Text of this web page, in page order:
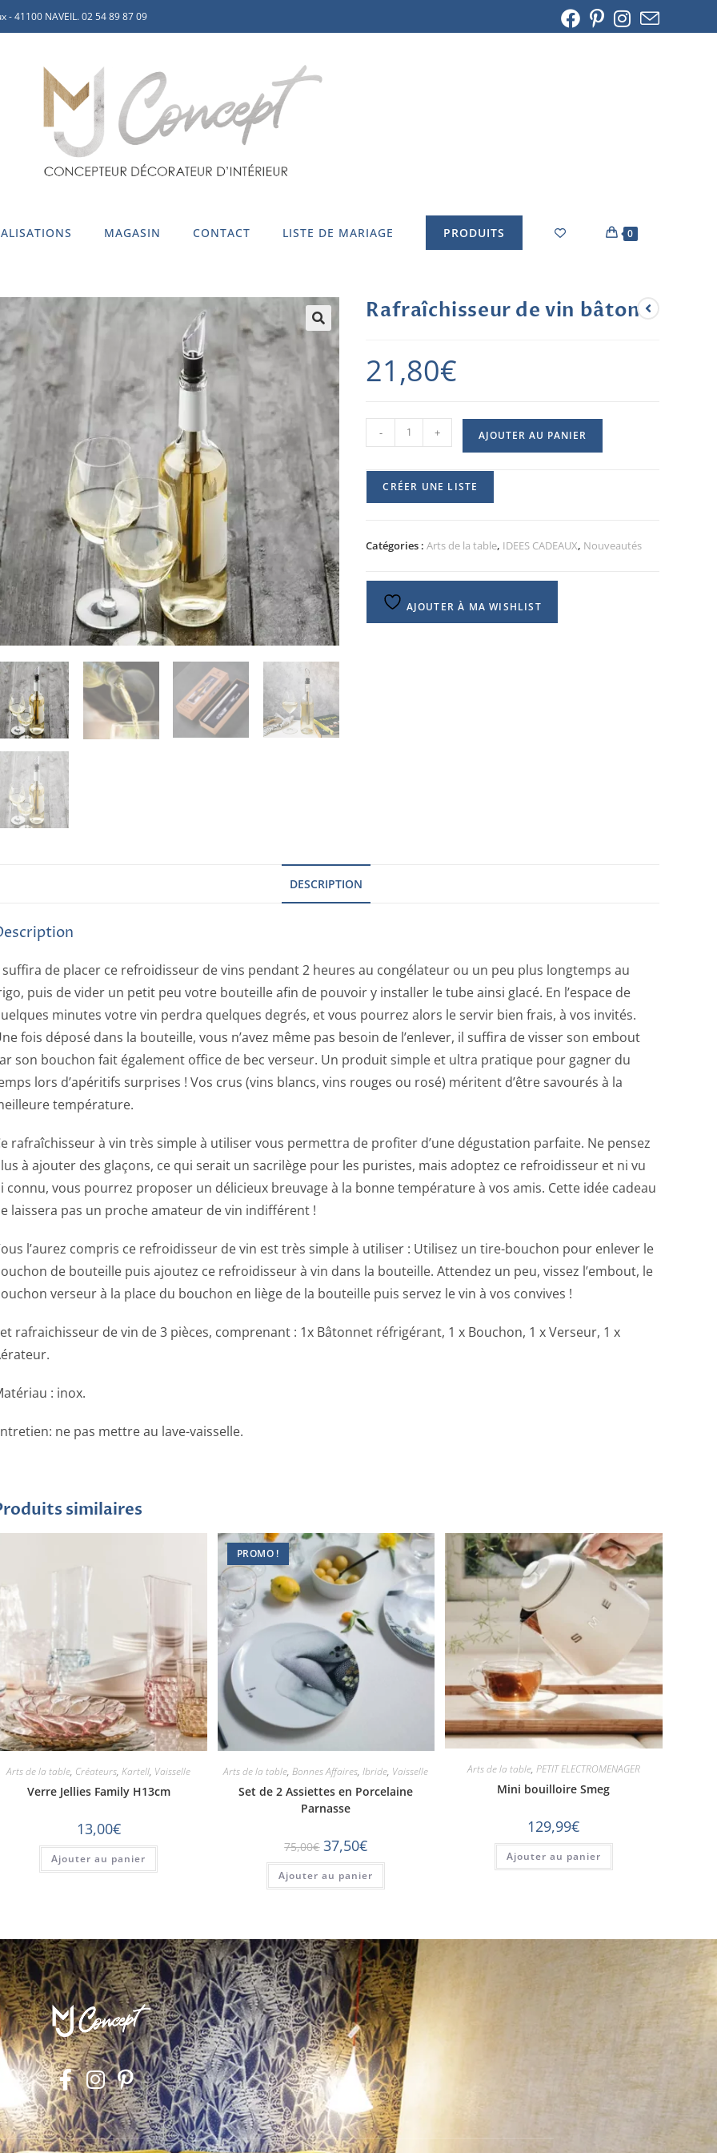
41100 NAVEIL. 02 54 89 87 09
MAGASIN CONTACT LISTE DE MARIAGE PRODUITS 0
Rafraîchisseur de vin bâton
21,80€
- + AJOUTER AU PANIER
CRÉER UNE LISTE
Catégories :Arts de la table, IDEES CADEAUX, Nouveautés
AJOUTER À MA WISHLIST
DESCRIPTION
suffira de placer ce refroidisseur de vins pendant 2 heures au congélateur ou un peu plus longtemps au
puis de vider un petit peu votre bouteille afin de pouvoir y installer le tube ainsi glacé. En l’espace de
minutes votre vin perdra quelques degrés, et vous pourrez alors le servir bien frais, à vos invités.
fois déposé dans la bouteille, vous n’avez même pas besoin de l’enlever, il suffira de visser son embout
son bouchon fait également office de bec verseur. Un produit simple et ultra pratique pour gagner du
lors d’apéritifs surprises ! Vos crus (vins blancs, vins rouges ou rosé) méritent d’être savourés à la
température.
rafraîchisseur à vin très simple à utiliser vous permettra de profiter d’une dégustation parfaite. Ne pensez
à ajouter des glaçons, ce qui serait un sacrilège pour les puristes, mais adoptez ce refroidisseur et ni vu
connu, vous pourrez proposer un délicieux breuvage à la bonne température à vos amis. Cette idée cadeau
laissera pas un proche amateur de vin indifférent !
l’aurez compris ce refroidisseur de vin est très simple à utiliser : Utilisez un tire-bouchon pour enlever le
de bouteille puis ajoutez ce refroidisseur à vin dans la bouteille. Attendez un peu, vissez l’embout, le
verseur à la place du bouchon en liège de la bouteille puis servez le vin à vos convives !
rafraichisseur de vin de 3 pièces, comprenant : 1x Bâtonnet réfrigérant, 1 x Bouchon, 1 x Verseur, 1 x
: inox.
ne pas mettre au lave-vaisselle.
similaires
Arts de la table, Créateurs,Kartell, Vaisselle
Verre Jellies Family H13cm
13,00€
Ajouter au panier
PROMO !
Arts de la table,Bonnes Affaires,Ibride, Vaisselle
Set de 2 Assiettes en Porcelaine
Parnasse
75,00€ 37,50€
Ajouter au panier
Arts de la table, PETIT ELECTROMENAGER
Mini bouilloire Smeg
129,99€
Ajouter au panier